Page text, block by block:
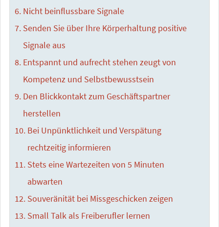
Nicht beinflussbare Signale
Senden Sie über Ihre Körperhaltung positive
Signale aus
Entspannt und aufrecht stehen zeugt von
Kompetenz und Selbstbewusstsein
Den Blickkontakt zum Geschäftspartner
herstellen
Bei Unpünktlichkeit und Verspätung
rechtzeitig informieren
Stets eine Wartezeiten von 5 Minuten
abwarten
Souveränität bei Missgeschicken zeigen
Small Talk als Freiberufler lernen